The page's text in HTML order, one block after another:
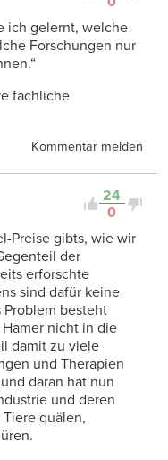
ich gelernt, welche
Forschungen nur
fachliche
Kommentar melden
24
0
Preise gibts, wie wir
der
erforschte
sind dafür keine
besteht
nicht in die
damit zu viele
und Therapien
daran hat nun
und deren
quälen,